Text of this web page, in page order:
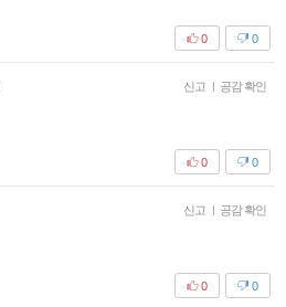
0
0
신고 | 공감 확인
0
0
신고 | 공감 확인
0
0